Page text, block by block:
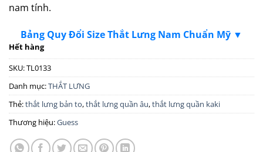
nam tính.
Bảng Quy Đổi Size Thắt Lưng Nam Chuẩn Mỹ ▼
Hết hàng
SKU:TL0133
Danh mục:THẮT LƯNG
Thẻ:thắt lưng bản to,thắt lưng quần âu,thắt lưng quần kaki
Thương hiệu:Guess